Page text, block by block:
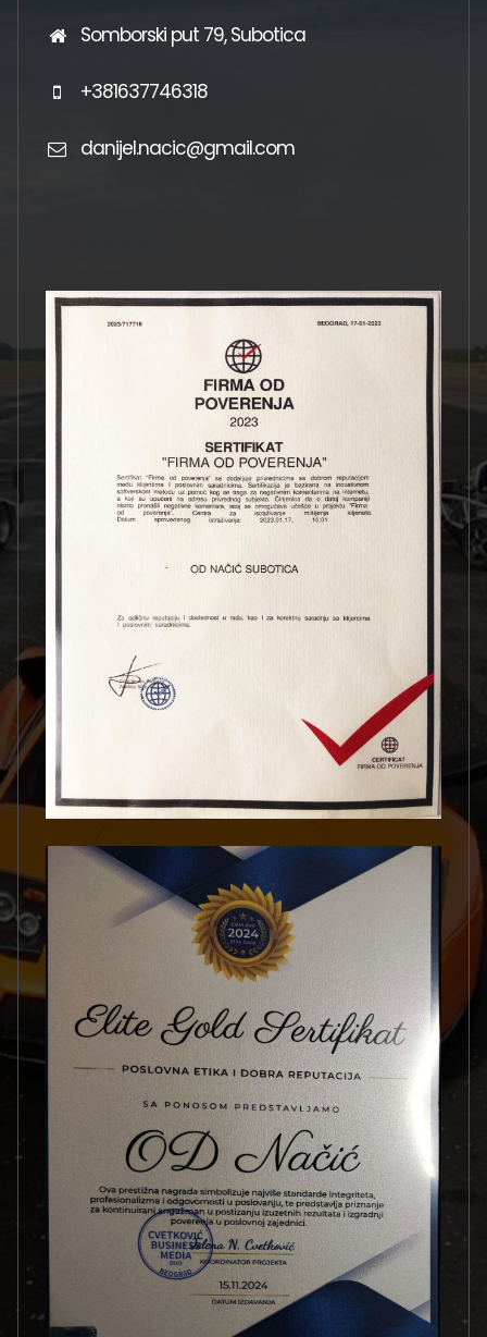
Somborski put 79, Subotica
+381637746318
danijel.nacic@gmail.com